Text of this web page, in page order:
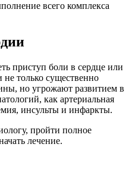
всего комплекса
приступ боли в сердце или
только существенно
но угрожают развитием в
как артериальная
инсульты и инфаркты.
пройти полное
лечение.